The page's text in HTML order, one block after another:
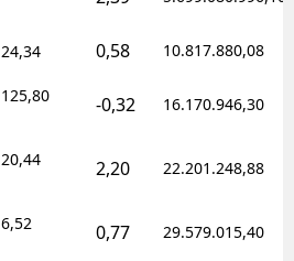
24,34 0,58 10.817.880,08
125,80 -0,32 16.170.946,30
20,44 2,20 22.201.248,88
6,52 0,77 29.579.015,40